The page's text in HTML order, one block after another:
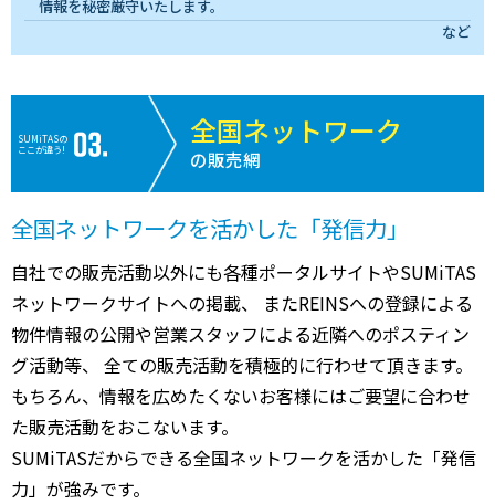
情報を秘密厳守いたします。
など
SUMiTASの
ここが違う!
全国ネットワーク
の販売網
全国ネットワークを活かした「発信力」
自社での販売活動以外にも各種ポータルサイトやSUMiTAS
ネットワークサイトへの掲載、 またREINSへの登録による
物件情報の公開や営業スタッフによる近隣へのポスティン
グ活動等、 全ての販売活動を積極的に行わせて頂きます。
もちろん、情報を広めたくないお客様にはご要望に合わせ
た販売活動をおこないます。
SUMiTASだからできる全国ネットワークを活かした「発信
力」が強みです。